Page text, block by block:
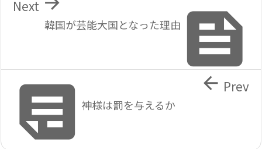

韓国が芸能大国となった理由
Next
神様は罰を与えるか
 Prev